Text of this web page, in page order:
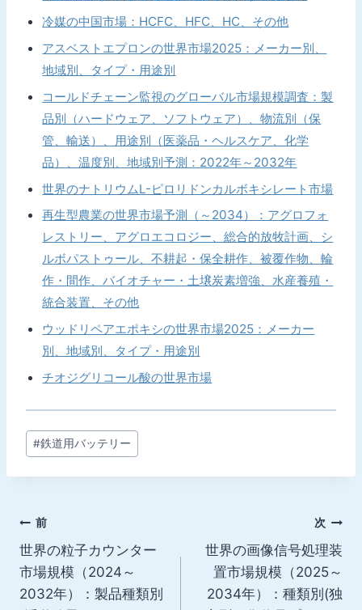
冷媒の中国市場：HCFC、HFC、HC、その他
アスベストエプロンの世界市場2025：メーカー別、
地域別、タイプ・用途別
コールドチェーン監視のグローバル市場規模調査：製
品別（ハードウェア、ソフトウェア）、物流別（保
管、輸送）、用途別（医薬品・ヘルスケア、化学
品）、温度別、地域別予測：2022年～2032年
世界のナトリウムL-ピロリドンカルボキシレート市場
再生型農業の世界市場予測（～2034）：アグロフォ
レストリー、アグロエコロジー、総合的放牧計画、シ
ルボパストゥール、不耕起・保全耕作、被覆作物、輪
作・間作、バイオチャー・土壌炭素増強、水産養殖・
統合装置、その他
ウッドリペアエポキシの世界市場2025：メーカー
別、地域別、タイプ・用途別
チオジグリコール酸の世界市場
投
稿
タ
#鉄道用バッテリー
投
稿
ナ
前
世界の粒子カウンター
市場規模（2024～
2032年）：製品種類別
次
世界の画像信号処理装
置市場規模（2025～
2034年）：種類別(独